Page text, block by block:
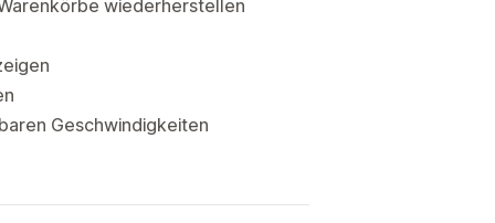
wiederherstellen
Geschwindigkeiten